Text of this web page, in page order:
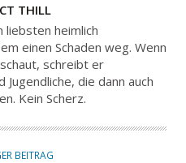
THILL
liebsten heimlich
einen Schaden weg. Wenn
schreibt er
die dann auch
Kein Scherz.
BEITRAG